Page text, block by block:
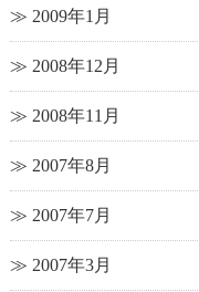
2009年1月
2008年12月
2008年11月
2007年8月
2007年7月
2007年3月